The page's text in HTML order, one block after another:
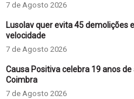
7 de Agosto 2026
Lusolav quer evita 45 demolições
velocidade
7 de Agosto 2026
Causa Positiva celebra 19 anos
Coimbra
7 de Agosto 2026